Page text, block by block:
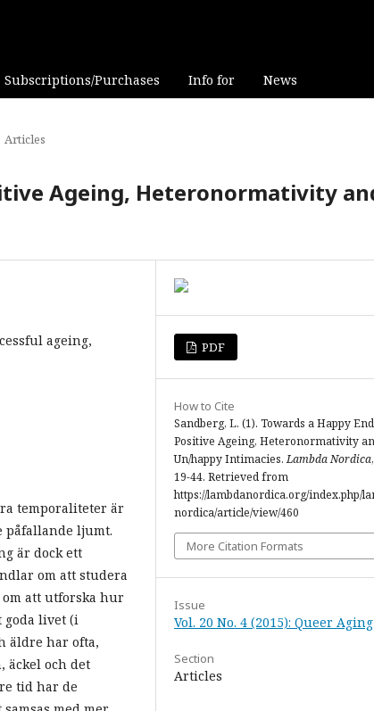
Subscriptions/Purchases Info for News
Articles
Ageing, Heteronormativity
ageing,
temporaliteter är
påfallande ljumt.
är dock ett
om att studera
att utforska hur
livet (i
äldre har ofta,
äckel och det
tid har de
PDF
How to Cite
Sandberg, L. (1). Towards a Happy
Positive Ageing, Heteronormativity
Un/happy Intimacies.Lambda Nordica,
19-44. Retrieved from
https://lambdanordica.org/index.php/
nordica/article/view/460
More Citation Formats
Issue
Vol. 20 No. 4 (2015): Queer Aging
Section
Articles